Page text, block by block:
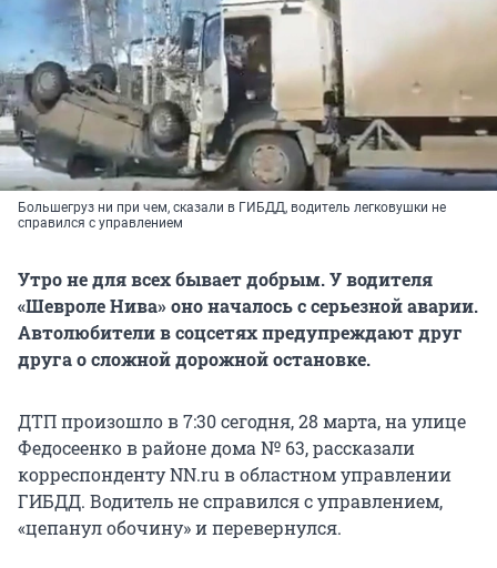
Большегруз ни при чем, сказали в ГИБДД, водитель легковушки не
справился с управлением
Утро не для всех бывает добрым. У водителя
«Шевроле Нива» оно началось с серьезной аварии.
Автолюбители в соцсетях предупреждают друг
друга о сложной дорожной остановке.
ДТП произошло в 7:30 сегодня, 28 марта, на улице
Федосеенко в районе дома № 63, рассказали
корреспонденту NN.ru в областном управлении
ГИБДД. Водитель не справился с управлением,
«цепанул обочину» и перевернулся.